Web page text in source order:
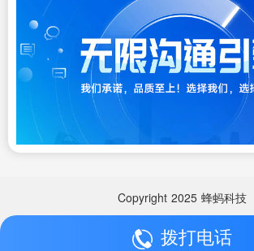
Copyright 2025 蜂蚂科技
拨打电话
Copyright 2025 蜂蚂科技